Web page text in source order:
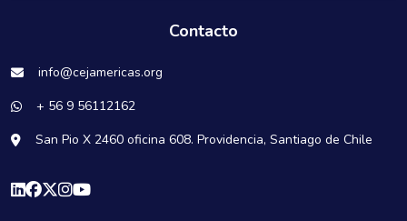
Contacto
info@cejamericas.org
+ 56 9 56112162
San Pio X 2460 oficina 608. Providencia, Santiago de Chile